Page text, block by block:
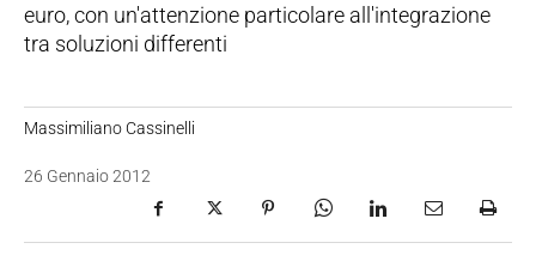
euro, con un'attenzione particolare all'integrazione
tra soluzioni differenti
Massimiliano Cassinelli
26 Gennaio 2012